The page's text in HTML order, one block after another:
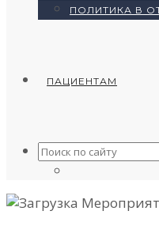
ПОЛИТИКА В
ПАЦИЕНТАМ
Search
for: